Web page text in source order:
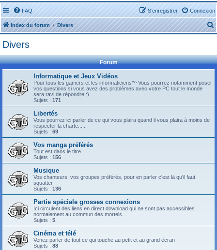
FAQ Connexion
S’enregistrer
Index du forum Divers
e
h
Divers
Forum
Informatique et Jeux Vidéos
Pour tous les gamers et les informaticiens^^ Vous pourrez notamment poser
vos questions si vous avez des problèmes avec votre PC tout le monde
sera ravi de répondre :)
Sujets : 171
Libertés
Vous pourrez ici parler de ce qui vous plaira quand il vous plaira à moins de
respecter la charte.....
Sujets : 69
Vos manga préférés
Tout est dans le titre
Sujets : 156
Musique
Vos chanteurs, vos groupes préférés, pour en parler c'est là qu'il faut
squatter
Sujets : 136
Partie spéciale grosses connexions
Ici circulent des liens en direct download qui ne sont pas accessibles
normalement au commun des mortels...
Sujets : 5
Cinéma et télé
Venez parler de tout ce qui touche au petit et au grand écran
Sujets : 88